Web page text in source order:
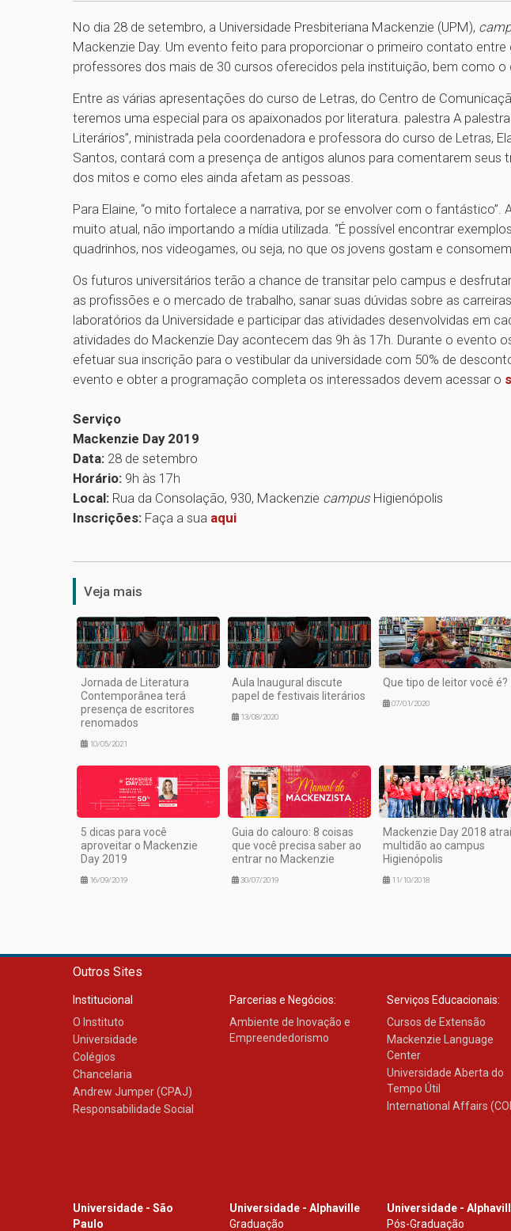
No dia 28 de setembro, a Universidade Presbiteriana Mackenzie (UPM),
Mackenzie Day. Um evento feito para proporcionar o primeiro contato entre
professores dos mais de 30 cursos oferecidos pela instituição, bem como o
Entre as várias apresentações do curso de Letras, do Centro de
teremos uma especial para os apaixonados por literatura. palestra A
Literários”, ministrada pela coordenadora e professora do curso de Letras,
Santos, contará com a presença de antigos alunos para comentarem seus
dos mitos e como eles ainda afetam as pessoas.
Para Elaine, “o mito fortalece a narrativa, por se envolver com o fantástico”.
muito atual, não importando a mídia utilizada. “É possível encontrar
quadrinhos, nos videogames, ou seja, no que os jovens gostam e
Os futuros universitários terão a chance de transitar pelo campus e
as profissões e o mercado de trabalho, sanar suas dúvidas sobre as
laboratórios da Universidade e participar das atividades desenvolvidas em
atividades do Mackenzie Day acontecem das 9h às 17h. Durante o evento
efetuar sua inscrição para o vestibular da universidade com 50% de
evento e obter a programação completa os interessados devem acessar o
Serviço
Mackenzie Day 2019
Data: 28 de setembro
Horário: 9h às 17h
Local: Rua da Consolação, 930, Mackenzie campus Higienópolis
Inscrições: Faça a sua aqui
Veja mais
Jornada de Literatura
Contemporânea terá
presença de escritores
renomados
10/05/2021
Aula Inaugural discute
papel de festivais literários
13/08/2020
Que tipo de leitor você é?
07/01/2020
5 dicas para você
aproveitar o Mackenzie
Day 2019
16/09/2019
Guia do calouro: 8 coisas
que você precisa saber ao
entrar no Mackenzie
30/07/2019
Mackenzie Day 2018 atrai
multidão ao campus
Higienópolis
11/10/2018
Outros Sites
Institucional
O Instituto
Universidade
Colégios
Chancelaria
Andrew Jumper (CPAJ)
Responsabilidade Social
Parcerias e Negócios:
Ambiente de Inovação e
Empreendedorismo
Serviços Educacionais:
Cursos de Extensão
Mackenzie Language
Center
Universidade Aberta do
Tempo Útil
International Affairs
Universidade - São
Paulo
Universidade - Alphaville
Graduação
Universidade -
Pós-Graduação